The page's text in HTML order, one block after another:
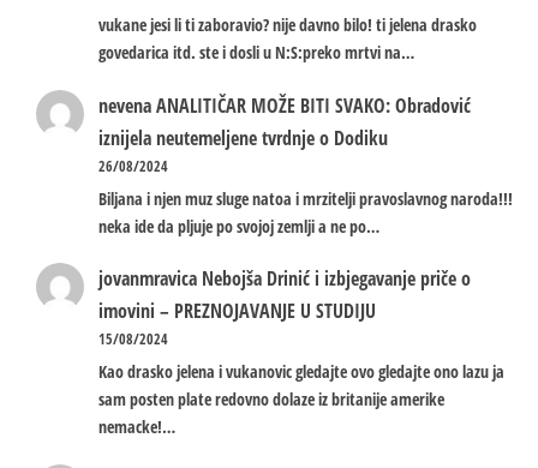
vukane jesi li ti zaboravio? nije davno bilo! ti jelena drasko
govedarica itd. ste i dosli u N:S:preko mrtvi na…
nevenaANALITIČAR MOŽE BITI SVAKO: Obradović
iznijela neutemeljene tvrdnje o Dodiku
26/08/2024
Biljana i njen muz sluge natoa i mrzitelji pravoslavnog naroda!!!
neka ide da pljuje po svojoj zemlji a ne po…
jovanmravica Nebojša Drinić i izbjegavanje priče o
imovini – PREZNOJAVANJE U STUDIJU
15/08/2024
Kao drasko jelena i vukanovic gledajte ovo gledajte ono lazu ja
sam posten plate redovno dolaze iz britanije amerike
nemacke!…